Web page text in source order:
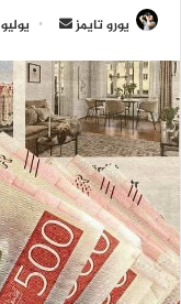
يورو تايمز
أرسل
إلكترونيا
يوليو 30, 2025